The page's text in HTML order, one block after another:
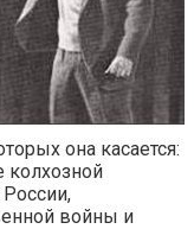
она касается:
колхозной
войны и